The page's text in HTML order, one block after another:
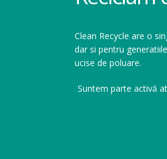
Clean Recycle are o
dar si pentru
ucise de poluare.
Suntem parte activă